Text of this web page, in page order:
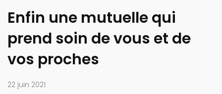
Enfin une mutuelle qui
prend soin de vous et de
vos proches
22 juin 2021